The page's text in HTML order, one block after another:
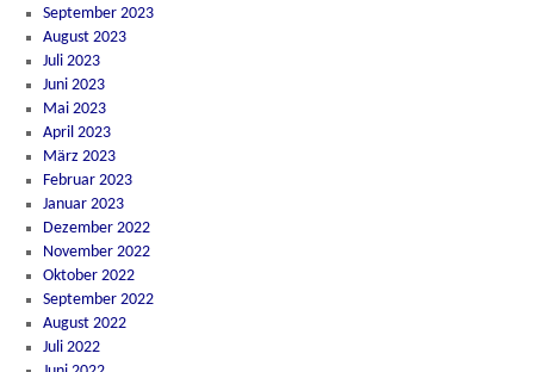
September 2023
August 2023
Juli 2023
Juni 2023
Mai 2023
April 2023
März 2023
Februar 2023
Januar 2023
Dezember 2022
November 2022
Oktober 2022
September 2022
August 2022
Juli 2022